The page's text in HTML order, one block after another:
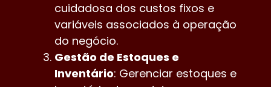
cuidadosa dos custos fixos e
variáveis associados à operação
do negócio.
Gestão de Estoques e
Inventário: Gerenciar estoques e